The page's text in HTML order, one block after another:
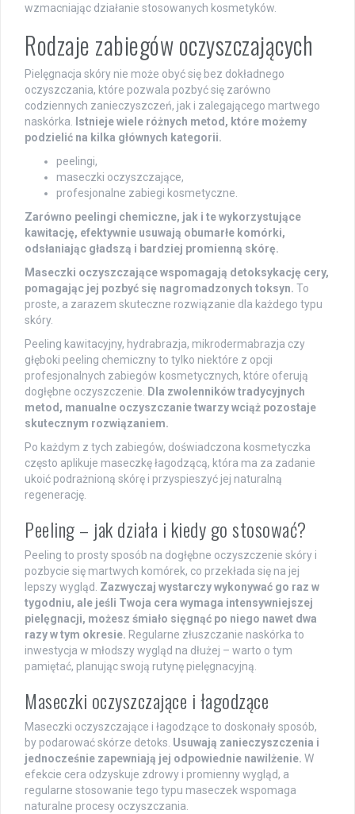
wzmacniając działanie stosowanych kosmetyków.
Rodzaje zabiegów oczyszczających
Pielęgnacja skóry nie może obyć się bez dokładnego
oczyszczania, które pozwala pozbyć się zarówno
codziennych zanieczyszczeń, jak i zalegającego martwego
naskórka. Istnieje wiele różnych metod, które możemy
podzielić na kilka głównych kategorii.
peelingi,
maseczki oczyszczające,
profesjonalne zabiegi kosmetyczne.
Zarówno peelingi chemiczne, jak i te wykorzystujące
kawitację, efektywnie usuwają obumarłe komórki,
odsłaniając gładszą i bardziej promienną skórę.
Maseczki oczyszczające wspomagają detoksykację cery,
pomagając jej pozbyć się nagromadzonych toksyn. To
proste, a zarazem skuteczne rozwiązanie dla każdego typu
skóry.
Peeling kawitacyjny, hydrabrazja, mikrodermabrazja czy
głęboki peeling chemiczny to tylko niektóre z opcji
profesjonalnych zabiegów kosmetycznych, które oferują
dogłębne oczyszczenie. Dla zwolenników tradycyjnych
metod, manualne oczyszczanie twarzy wciąż pozostaje
skutecznym rozwiązaniem.
Po każdym z tych zabiegów, doświadczona kosmetyczka
często aplikuje maseczkę łagodzącą, która ma za zadanie
ukoić podrażnioną skórę i przyspieszyć jej naturalną
regenerację.
Peeling – jak działa i kiedy go stosować?
Peeling to prosty sposób na dogłębne oczyszczenie skóry i
pozbycie się martwych komórek, co przekłada się na jej
lepszy wygląd. Zazwyczaj wystarczy wykonywać go raz w
tygodniu, ale jeśli Twoja cera wymaga intensywniejszej
pielęgnacji, możesz śmiało sięgnąć po niego nawet dwa
razy w tym okresie. Regularne złuszczanie naskórka to
inwestycja w młodszy wygląd na dłużej – warto o tym
pamiętać, planując swoją rutynę pielęgnacyjną.
Maseczki oczyszczające i łagodzące
Maseczki oczyszczające i łagodzące to doskonały sposób,
by podarować skórze detoks. Usuwają zanieczyszczenia i
jednocześnie zapewniają jej odpowiednie nawilżenie. W
efekcie cera odzyskuje zdrowy i promienny wygląd, a
regularne stosowanie tego typu maseczek wspomaga
naturalne procesy oczyszczania.